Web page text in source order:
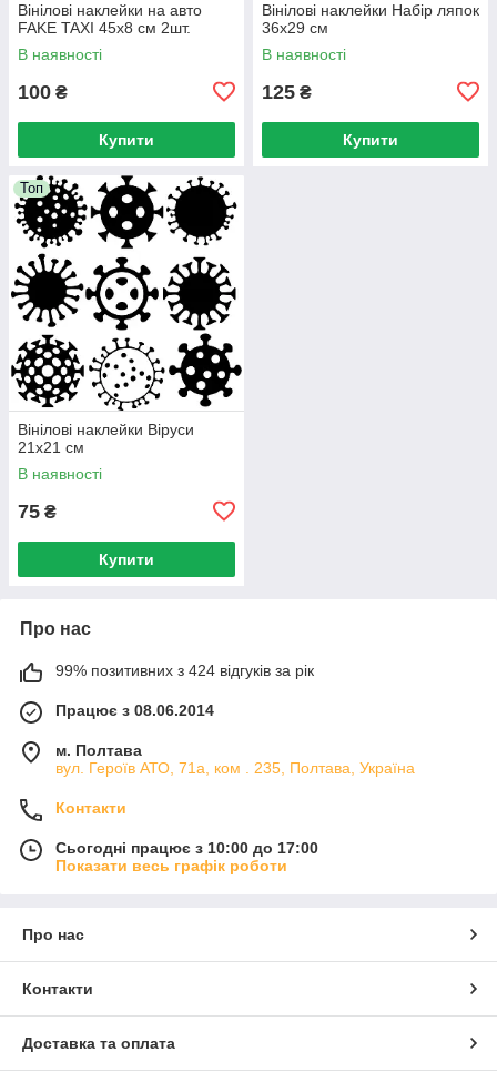
Вінілові наклейки на авто
FAKE TAXI 45x8 см 2шт.
В наявності
100 ₴
Купити
Вінілові наклейки Набір ляпок
36х29 см
В наявності
125 ₴
Купити
Топ
Вінілові наклейки Віруси
21х21 см
В наявності
75 ₴
Купити
Про нас
99% позитивних з 424 відгуків за рік
Працює з 08.06.2014
м. Полтава
вул. Героїв АТО, 71а, ком . 235, Полтава, Україна
Контакти
Сьогодні працює з 10:00 до 17:00
Показати весь графік роботи
Про нас
Контакти
Доставка та оплата